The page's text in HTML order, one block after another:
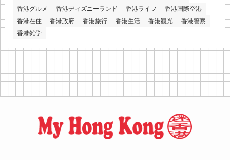
香港グルメ
香港ディズニーランド 香港ライフ
香港国際空港
香港在住
香港政府 香港旅行 香港生活 香港観光
香港警察
香港雑学